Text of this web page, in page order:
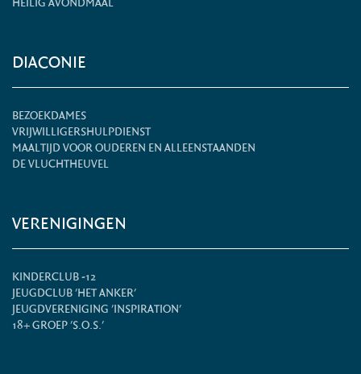
HEILIG AVONDMAAL
DIACONIE
BEZOEKDAMES
VRIJWILLIGERSHULPDIENST
MAALTIJD VOOR OUDEREN EN ALLEENSTAANDEN
DE VLUCHTHEUVEL
VERENIGINGEN
KINDERCLUB -12
JEUGDCLUB 'HET ANKER'
JEUGDVERENIGING 'INSPIRATION'
18+ GROEP 'S.O.S.'